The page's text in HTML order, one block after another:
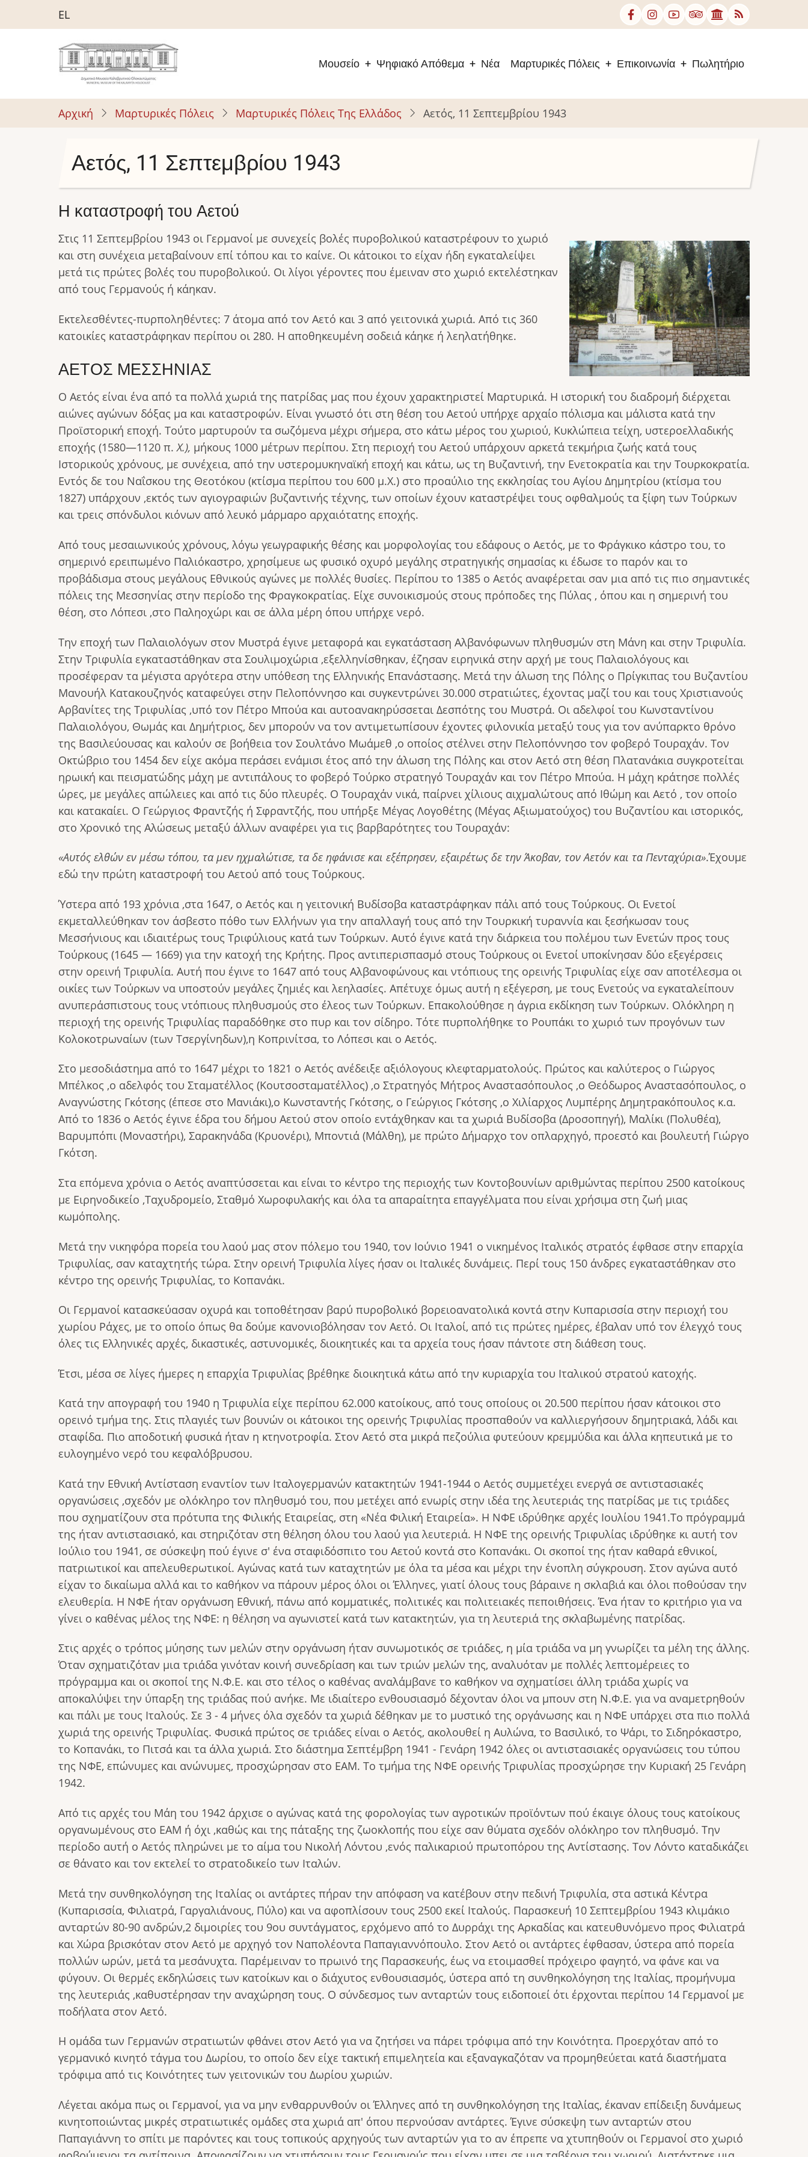
Παράκαμψη
προς
περιεχόμενο
EL
Μουσείο Ψηφιακό Απόθεμα Νέα Μαρτυρικές Πόλεις Επικοινωνία Πωλητήριο
Αρχική Μαρτυρικές Πόλεις Μαρτυρικές Πόλεις Της Ελλάδος Αετός, 11 Σεπτεμβρίου 1943
Αετός, 11 Σεπτεμβρίου 1943
Η καταστροφή του Αετού
Στις 11 Σεπτεμβρίου 1943 οι Γερμανοί με συνεχείς βολές πυροβολικού καταστρέφουν το χωριό
και στη συνέχεια μεταβαίνουν επί τόπου και το καίνε. Οι κάτοικοι το είχαν ήδη εγκαταλείψει
μετά τις πρώτες βολές του πυροβολικού. Οι λίγοι γέροντες που έμειναν στο χωριό εκτελέστηκαν
από τους Γερμανούς ή κάηκαν.
Εκτελεσθέντες-πυρποληθέντες: 7 άτομα από τον Αετό και 3 από γειτονικά χωριά. Από τις 360
κατοικίες καταστράφηκαν περίπου οι 280. Η αποθηκευμένη σοδειά κάηκε ή λεηλατήθηκε.
ΑΕΤΟΣ ΜΕΣΣΗΝΙΑΣ
Ο Αετός είναι ένα από τα πολλά χωριά της πατρίδας μας που έχουν χαρακτηριστεί Μαρτυρικά. Η ιστορική του διαδρομή διέρχεται
αιώνες αγώνων δόξας μα και καταστροφών. Είναι γνωστό ότι στη θέση του Αετού υπήρχε αρχαίο πόλισμα και μάλιστα κατά την
Προϊστορική εποχή. Τούτο μαρτυρούν τα σωζόμενα μέχρι σήμερα, στο κάτω μέρος του χωριού, Κυκλώπεια τείχη, υστεροελλαδικής
εποχής (1580—1120 π.Χ.), μήκους 1000 μέτρων περίπου. Στη περιοχή του Αετού υπάρχουν αρκετά τεκμήρια ζωής κατά τους
Ιστορικούς χρόνους, με συνέχεια, από την υστερομυκηναϊκή εποχή και κάτω, ως τη Βυζαντινή, την Ενετοκρατία και την Τουρκοκρατία.
Εντός δε του Ναΐσκου της Θεοτόκου (κτίσμα περίπου του 600 μ.Χ.) στο προαύλιο της εκκλησίας του Αγίου Δημητρίου (κτίσμα του
1827) υπάρχουν ,εκτός των αγιογραφιών βυζαντινής τέχνης, των οποίων έχουν καταστρέψει τους οφθαλμούς τα ξίφη των Τούρκων
και τρεις σπόνδυλοι κιόνων από λευκό μάρμαρο αρχαιότατης εποχής.
Από τους μεσαιωνικούς χρόνους, λόγω γεωγραφικής θέσης και μορφολογίας του εδά­φους ο Αετός, με το Φράγκικο κάστρο του, το
σημερινό ερειπωμένο Παλιόκαστρο, χρη­σίμευε ως φυσικό οχυρό μεγάλης στρατηγικής σημασίας κι έδωσε το παρόν και το
προβάδισμα στους μεγάλους Εθνικούς αγώνες με πολλές θυσίες. Περίπου το 1385 ο Αετός αναφέρεται σαν μια από τις πιο σημαντικές
πόλεις της Μεσσηνίας στην περίοδο της Φραγκοκρατίας. Είχε συνοικισμούς στους πρόποδες της Πύλας , όπου και η σημερινή του
θέση, στο Λόπεσι ,στο Παληοχώρι και σε άλλα μέρη όπου υπήρχε νερό.
Την εποχή των Παλαιολόγων στον Μυστρά έγινε μεταφορά και εγκατάσταση Αλβανόφωνων πληθυσμών στη Μάνη και στην Τριφυλία.
Στην Τριφυλία εγκαταστάθηκαν στα Σουλιμοχώρια ,εξελληνίσθηκαν, έζησαν ειρηνικά στην αρχή με τους Παλαιολόγους και
προσέφεραν τα μέγιστα αργότερα στην υπόθεση της Ελληνικής Επανάστασης. Μετά την άλωση της Πόλης ο Πρίγκιπας του Βυζαντίου
Μανουήλ Κατακουζηνός καταφεύγει στην Πελοπόννησο και συγκεντρώνει 30.000 στρατιώτες, έχοντας μαζί του και τους Χριστιανούς
Αρβανίτες της Τριφυλίας ,υπό τον Πέτρο Μπούα και αυτοανακηρύσσεται Δεσπότης του Μυστρά. Οι αδελφοί του Κωνσταντίνου
Παλαιολόγου, Θωμάς και Δημήτριος, δεν μπορούν να τον αντιμετωπίσουν έχοντες φιλονικία μεταξύ τους για τον ανύπαρκτο θρόνο
της Βασιλεύουσας και καλούν σε βοήθεια τον Σουλτάνο Μωάμεθ ,ο οποίος στέλνει στην Πελοπόννησο τον φοβερό Τουραχάν. Τον
Οκτώβριο του 1454 δεν είχε ακόμα περάσει ενάμισι έτος από την άλωση της Πόλης και στον Αετό στη θέση Πλατανάκια συγκροτείται
ηρωική και πεισματώδης μάχη με αντιπάλους το φοβερό Τούρκο στρατηγό Τουραχάν και τον Πέτρο Μπούα. Η μάχη κράτησε πολλές
ώρες, με μεγάλες απώλειες και από τις δύο πλευρές. Ο Τουραχάν νικά, παίρνει χίλιους αιχμαλώτους από Ιθώμη και Αετό , τον οποίο
και κατακαίει. Ο Γεώργιος Φραντζής ή Σφραντζής, που υπήρξε Μέγας Λογοθέτης (Μέγας Αξιωματούχος) του Βυζαντίου και ιστο­ρικός,
στο Χρονικό της Αλώσεως μεταξύ άλλων αναφέρει για τις βαρβαρότητες του Τουραχάν:
«Αυτός ελθών εν μέσω τόπου, τα μεν ηχμαλώτισε, τα δε ηφάνισε και εξέπρησεν, εξαιρέτως δε την Άκοβαν, τον Αετόν και τα Πενταχύρια».Έχουμε
εδώ την πρώτη καταστροφή του Αετού από τους Τούρκους.
Ύστερα από 193 χρόνια ,στα 1647, ο Αετός και η γειτονική Βυδίσοβα καταστράφηκαν πάλι από τους Τούρκους. Οι Ενετοί
εκμεταλλεύθηκαν τον άσβεστο πόθο των Ελλήνων για την απαλλαγή τους α­πό την Τουρκική τυραννία και ξεσήκωσαν τους
Μεσσήνιους και ιδιαιτέρως τους Τριφύλιους κατά των Τούρκων. Αυτό έγινε κατά την διάρκεια του πολέ­μου των Ενετών προς τους
Τούρκους (1645 — 1669) για την κατοχή της Κρήτης. Προς αντιπερισπασμό στους Τούρκους οι Ενετοί υποκίνησαν δύο εξεγέρσεις
στην ορεινή Τριφυλία. Αυτή που έγινε το 1647 από τους Αλβανοφώνους και ντόπιους της ορεινής Τριφυλίας είχε σαν αποτέλεσμα οι
οικίες των Τούρκων να υποστούν μεγάλες ζημιές και λεηλασίες. Απέτυχε όμως αυτή η ε­ξέγερση, με τους Ενετούς να εγκαταλείπουν
ανυπεράσπιστους τους ντόπιους πληθυσμούς στο έλεος των Τούρκων. Επακολούθησε η άγρια εκδίκηση των Τούρκων. Ολόκληρη η
περιοχή της ορεινής Τριφυλίας παραδόθηκε στο πυρ και τον σίδηρο. Τότε πυρπολήθηκε το Ρουπάκι το χωριό των προ­γόνων των
Κολοκοτρωναίων (των Τσεργίνηδων),η Κοπρινίτσα, το Λόπεσι και ο Αετός.
Στο μεσοδιά­στημα από το 1647 μέχρι το 1821 ο Αετός ανέδειξε αξιόλογους κλεφταρματολούς. Πρώτος και καλύτερος ο Γιώργος
Μπέλκος ,ο αδελφός του Σταματέλλος (Κουτσοσταματέλλος) ,ο Στρατηγός Μήτρος Αναστασόπουλος ,ο Θεόδωρος Αναστασόπουλος, ο
Αναγνώστης Γκότσης (έπεσε στο Μανιάκι),ο Κωνσταντής Γκότσης, ο Γεώργιος Γκότσης ,ο Χιλίαρχος Λυμπέρης Δημητρακόπουλος κ.α.
Από το 1836 ο Αετός έγινε έδρα του δήμου Αετού στον οποίο εντάχθηκαν και τα χωριά Βυδίσοβα (Δροσοπηγή), Μαλίκι (Πολυθέα),
Βαρυμπόπι (Μοναστήρι), Σαρακηνάδα (Κρυονέρι), Μποντιά (Μάλθη), με πρώτο Δήμαρχο τον οπλαρχηγό, προεστό και βουλευτή Γιώργο
Γκότση.
Στα επόμενα χρόνια ο Αετός αναπτύσσεται και είναι το κέντρο της περιοχής των Κοντοβουνίων αριθμώντας περίπου 2500 κατοίκους
με Ειρηνοδικείο ,Ταχυδρομείο, Σταθμό Χωροφυλακής και όλα τα απαραίτητα επαγγέλματα που είναι χρήσιμα στη ζωή μιας
κωμόπολης.
Μετά την νικηφόρα πορεία του λαού μας στον πόλεμο του 1940, τον Ιούνιο 1941 ο νικημένος Ιταλικός στρατός έφθασε στην επαρχία
Τριφυλίας, σαν καταχτητής τώρα. Στην ορεινή Τριφυλία λίγες ήσαν οι Ιταλικές δυνάμεις. Περί τους 150 άνδρες εγκαταστάθηκαν στο
κέντρο της ορεινής Τριφυλίας, το Κοπανάκι.
Οι Γερμανοί κατασκεύασαν οχυρά και τοποθέτησαν βαρύ πυροβολικό βορειοανατολικά κοντά στην Κυπαρισσία στην περιοχή του
χωρίου Ράχες, με το οποίο όπως θα δούμε κανονιοβόλησαν τον Αετό. Οι Ιταλοί, από τις πρώτες ημέρες, έβαλαν υπό τον έλεγχό τους
όλες τις Ελληνικές αρχές, δικαστικές, αστυνομικές, διοικητικές και τα αρχεία τους ήσαν πάντοτε στη διάθεση τους.
Έτσι, μέσα σε λίγες ήμερες η επαρχία Τριφυλίας βρέθηκε διοικητικά κάτω από την κυριαρχία του Ιταλικού στρατού κατοχής.
Κατά την απογραφή του 1940 η Τριφυλία είχε περίπου 62.000 κατοίκους, από τους οποίους οι 20.500 περίπου ήσαν κάτοικοι στο
ορεινό τμήμα της. Στις πλαγιές των βουνών οι κάτοικοι της ορεινής Τριφυλίας προσπαθούν να καλλιεργήσουν δημητριακά, λάδι και
σταφίδα. Πιο αποδοτική φυσικά ήταν η κτηνοτροφία. Στον Αετό στα μικρά πεζούλια φυτεύουν κρεμμύδια και άλλα κηπευτικά με το
ευλογημένο νερό του κεφαλόβρυσου.
Κατά την Εθνική Αντίσταση εναντίον των Ιταλογερμανών κατακτητών 1941-1944 ο Αετός συμμετέχει ενεργά σε αντιστασιακές
οργανώσεις ,σχεδόν με ολόκληρο τον πληθυσμό του, που μετέχει από ενωρίς στην ιδέα της λευτεριάς της πατρίδας με τις τριάδες
που σχηματίζουν στα πρότυπα της Φιλικής Εταιρείας, στη «Νέα Φιλική Εταιρεία». Η ΝΦΕ ιδρύθηκε αρχές Ιουλίου 1941.Το πρόγραμμά
της ήταν αντιστασιακό, και στηριζόταν στη θέληση όλου του λαού για λευτεριά. Η ΝΦΕ της ορεινής Τριφυλίας ιδρύθηκε κι αυτή τον
Ιούλιο του 1941, σε σύσκεψη πού έγινε σ' ένα σταφιδόσπιτο του Αετού κοντά στο Κοπανάκι. Οι σκοποί της ήταν καθαρά εθνικοί,
πατριωτικοί και απελευθερωτικοί. Αγώνας κατά των καταχτητών με όλα τα μέσα και μέχρι την ένοπλη σύγκρουση. Στον αγώνα αυτό
είχαν το δικαίωμα αλλά και το καθήκον να πάρουν μέρος όλοι οι Έλληνες, γιατί όλους τους βάραινε η σκλαβιά και όλοι ποθούσαν την
ελευθερία. Η ΝΦΕ ήταν οργάνωση Εθνική, πάνω από κομματικές, πολιτικές και πολιτειακές πεποιθήσεις. Ένα ήταν το κριτήριο για να
γίνει ο καθένας μέλος της ΝΦΕ: η θέληση να αγωνιστεί κατά των κατακτητών, για τη λευτεριά της σκλαβωμένης πατρίδας.
Στις αρχές ο τρόπος μύησης των μελών στην οργάνωση ήταν συνωμοτικός σε τριάδες, η μία τριάδα να μη γνωρίζει τα μέλη της άλλης.
Όταν σχηματιζόταν μια τριάδα γινόταν κοινή συνεδρίαση και των τριών μελών της, αναλυόταν με πολλές λεπτομέρειες το
πρόγραμμα και οι σκοποί της Ν.Φ.Ε. και στο τέλος ο καθένας αναλάμβανε το καθήκον να σχηματίσει άλλη τριάδα χωρίς να
αποκαλύψει την ύπαρξη της τριάδας πού ανήκε. Με ιδιαίτερο ενθουσιασμό δέχονταν όλοι να μπουν στη Ν.Φ.Ε. για να αναμετρηθούν
και πάλι με τους Ιταλούς. Σε 3 - 4 μήνες όλα σχεδόν τα χωριά δέθηκαν με το μυστικό της οργάνωσης και η ΝΦΕ υπάρχει στα πιο πολλά
χωριά της ορεινής Τριφυλίας. Φυσικά πρώτος σε τριάδες είναι ο Αετός, ακολουθεί η Αυλώνα, το Βασιλικό, το Ψάρι, το Σιδηρόκαστρο,
το Κοπανάκι, το Πιτσά και τα άλλα χωριά. Στο διάστημα Σεπτέμβρη 1941 - Γενάρη 1942 όλες οι αντιστασιακές οργανώσεις του τύπου
της ΝΦΕ, επώνυμες και ανώνυμες, προσχώρησαν στο ΕΑΜ. Το τμήμα της ΝΦΕ ορεινής Τριφυλίας προσχώρησε την Κυριακή 25 Γενάρη
1942.
Από τις αρχές του Μάη του 1942 άρχισε ο αγώνας κατά της φορολογίας των αγροτικών προϊόντων πού έκαιγε όλους τους κατοίκους
οργανωμένους στο ΕΑΜ ή όχι ,καθώς και της πάταξης της ζωοκλοπής που είχε σαν θύματα σχεδόν ολόκληρο τον πληθυσμό. Την
περίοδο αυτή ο Αετός πληρώνει με το αίμα του Νικολή Λόντου ,ενός παλικαριού πρωτοπόρου της Αντίστασης. Τον Λόντο καταδικάζει
σε θάνατο και τον εκτελεί το στρατοδικείο των Ιταλών.
Μετά την συνθηκολόγηση της Ιταλίας οι αντάρτες πήραν την απόφαση να κατέβουν στην πεδινή Τριφυλία, στα αστικά Κέντρα
(Κυπαρισσία, Φιλιατρά, Γαργαλιάνους, Πύλο) και να αφοπλίσουν τους 2500 εκεί Ιταλούς. Παρασκευή 10 Σεπτεμβρίου 1943 κλιμάκιο
ανταρτών 80-90 ανδρών,2 διμοιρίες του 9ου συντάγματος, ερχόμενο από το Δυρράχι της Αρκαδίας και κατευθυνόμενο προς Φιλιατρά
και Χώρα βρισκόταν στον Αετό με αρχηγό τον Ναπολέοντα Παπαγιαννόπουλο. Στον Αετό οι αντάρτες έφθασαν, ύστερα από πορεία
πολλών ωρών, μετά τα μεσάνυχτα. Παρέμειναν το πρωινό της Παρασκευής, έως να ετοιμασθεί πρόχειρο φαγητό, να φάνε και να
φύγουν. Οι θερμές εκδηλώσεις των κατοίκων και ο διάχυτος ενθουσιασμός, ύστερα από τη συνθηκολόγηση της Ιταλίας, προμήνυμα
της λευτεριάς ,καθυστέρησαν την αναχώρηση τους. Ο σύνδεσμος των ανταρτών τους ειδοποιεί ότι έρχονται περίπου 14 Γερμανοί με
ποδήλατα στον Αετό.
Η ομάδα των Γερμανών στρατιωτών φθάνει στον Αετό για να ζητήσει να πάρει τρόφιμα από την Κοινότητα. Προερχόταν από το
γερμανικό κινητό τάγμα του Δωρίου, το οποίο δεν είχε τακτική επιμελητεία και εξαναγκαζόταν να προμηθεύεται κατά διαστήματα
τρόφιμα από τις Κοινότητες των γειτονικών του Δωρίου χωριών.
Λέγεται ακόμα πως οι Γερμανοί, για να μην ενθαρρυνθούν οι Έλληνες από τη συνθηκολόγηση της Ιταλίας, έκαναν επίδειξη δυνάμεως
κινητοποιώντας μικρές στρατιωτικές ομάδες στα χωριά απ' όπου περνούσαν αντάρτες. Έγινε σύσκεψη των ανταρτών στου
Παπαγιάννη το σπίτι με παρόντες και τους τοπικούς αρχηγούς των ανταρτών για το αν έπρεπε να χτυπηθούν οι Γερμανοί στο χωριό